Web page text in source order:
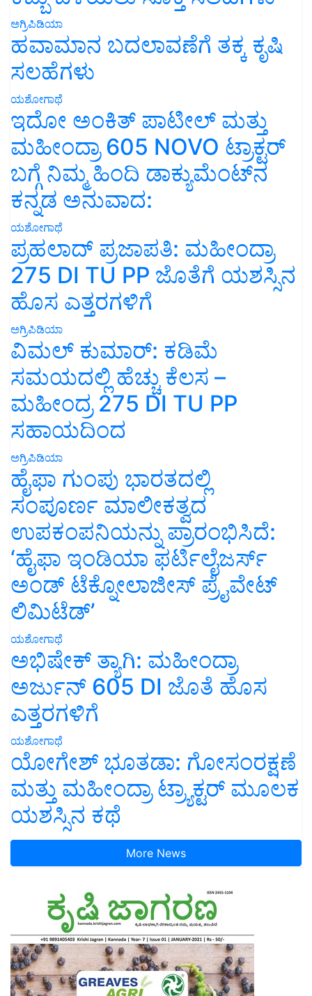
ಅಗ್ರಿಪಿಡಿಯಾ
ಹವಾಮಾನ ಬದಲಾವಣೆಗೆ ತಕ್ಕ ಕೃಷಿ
ಸಲಹೆಗಳು
ಯಶೋಗಾಥೆ
ಇದೋ ಅಂಕಿತ್ ಪಾಟೀಲ್ ಮತ್ತು
ಮಹೀಂದ್ರಾ 605 NOVO ಟ್ರಾಕ್ಟರ್
ಬಗ್ಗೆ ನಿಮ್ಮ ಹಿಂದಿ ಡಾಕ್ಯುಮೆಂಟ್‌ನ
ಕನ್ನಡ ಅನುವಾದ:
ಯಶೋಗಾಥೆ
ಪ್ರಹಲಾದ್ ಪ್ರಜಾಪತಿ: ಮಹೀಂದ್ರಾ
275 DI TU PP ಜೊತೆಗೆ ಯಶಸ್ಸಿನ
ಹೊಸ ಎತ್ತರಗಳಿಗೆ
ಅಗ್ರಿಪಿಡಿಯಾ
ವಿಮಲ್ ಕುಮಾರ್: ಕಡಿಮೆ
ಸಮಯದಲ್ಲಿ ಹೆಚ್ಚು ಕೆಲಸ –
ಮಹೀಂದ್ರ 275 DI TU PP
ಸಹಾಯದಿಂದ
ಅಗ್ರಿಪಿಡಿಯಾ
ಹೈಫಾ ಗುಂಪು ಭಾರತದಲ್ಲಿ
ಸಂಪೂರ್ಣ ಮಾಲೀಕತ್ವದ
ಉಪಕಂಪನಿಯನ್ನು ಪ್ರಾರಂಭಿಸಿದೆ:
‘ಹೈಫಾ ಇಂಡಿಯಾ ಫರ್ಟಿಲೈಜರ್ಸ್
ಅಂಡ್ ಟೆಕ್ನೋಲಾಜೀಸ್ ಪ್ರೈವೇಟ್
ಲಿಮಿಟೆಡ್’
ಯಶೋಗಾಥೆ
ಅಭಿಷೇಕ್ ತ್ಯಾಗಿ: ಮಹೀಂದ್ರಾ
ಅರ್ಜುನ್ 605 DI ಜೊತೆ ಹೊಸ
ಎತ್ತರಗಳಿಗೆ
ಯಶೋಗಾಥೆ
ಯೋಗೇಶ್ ಭೂತಡಾ: ಗೋಸಂರಕ್ಷಣೆ
ಮತ್ತು ಮಹೀಂದ್ರಾ ಟ್ರ್ಯಾಕ್ಟರ್ ಮೂಲಕ
ಯಶಸ್ಸಿನ ಕಥೆ
More News